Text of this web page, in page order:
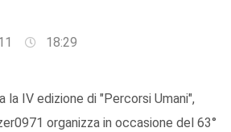
18:29
la IV edizione di "Percorsi Umani",
organizza in occasione del 63°